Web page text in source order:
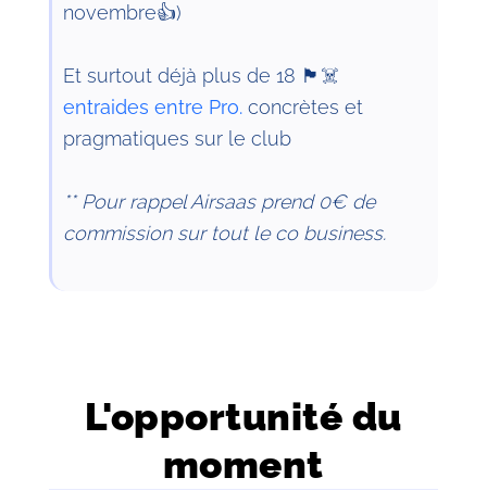
novembre👍)
Et surtout déjà plus de 18 🏴☠️
entraides entre Pro.concrètes et
pragmatiques sur le club
** Pour rappel Airsaas prend 0€ de
commission sur tout le co business.
L'opportunité du
moment